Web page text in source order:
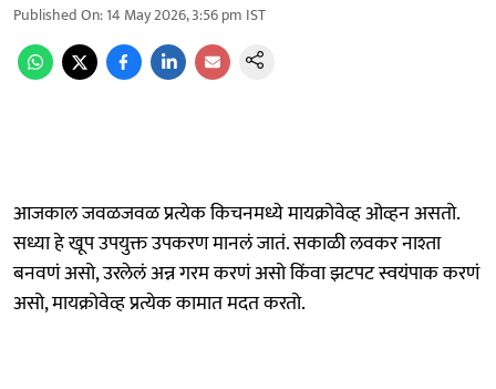
Published On:14 May 2026, 3:56 pm IST
आजकाल जवळजवळ प्रत्येक किचनमध्ये मायक्रोवेव्ह ओव्हन असतो.
सध्या हे खूप उपयुक्त उपकरण मानलं जातं. सकाळी लवकर नाश्ता
बनवणं असो, उरलेलं अन्न गरम करणं असो किंवा झटपट स्वयंपाक करणं
असो, मायक्रोवेव्ह प्रत्येक कामात मदत करतो.